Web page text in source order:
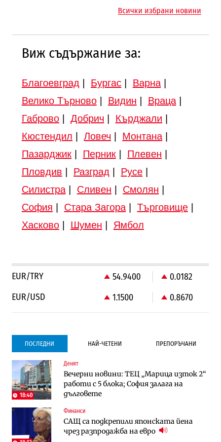
Всички избрани новини
Виж съдържание за:
Благоевград Бургас| Варна|
Велико Търново| Видин Враца|
Габрово| Добрич Кърджали
Кюстендил
Ловеч Монтана|
Пазарджик| Перник| Плевен
Пловдив
Разград Русе|
Силистра| Сливен Смолян
София
Стара Загора| Търговище|
Хасково| Шумен Ямбол
EUR/TRY 54.9400
0.0182
EUR/USD
1.1500 0.8670
ПОСЛЕДНИ НАЙ-ЧЕТЕНИ ПРЕПОРЪЧАНИ
18:40
Денят
Вечерни новини: ТЕЦ „Марица изток 2“
работи с 5 блока; София залага на
дълговете
Финанси
САЩ са подкрепили японската йена
чрез разпродажба на евро
Градоустройство
Столична община избра изпълнител за
преместването на трамвайното
трасе по бул. „Скобелев“
Компании
Vivacom предлага над 150 устройства с
90% отстъпка през август
Компании
Vivacom предлага над 150 устройства с
90% отстъпка през август
To:know
Последни дни с обозначаване на цените
в лева: Какво предстои?